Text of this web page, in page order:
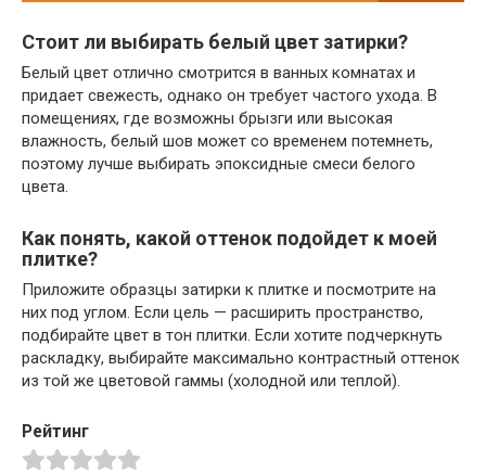
Стоит ли выбирать белый цвет затирки?
Белый цвет отлично смотрится в ванных комнатах и
придает свежесть, однако он требует частого ухода. В
помещениях, где возможны брызги или высокая
влажность, белый шов может со временем потемнеть,
поэтому лучше выбирать эпоксидные смеси белого
цвета.
Как понять, какой оттенок подойдет к моей
плитке?
Приложите образцы затирки к плитке и посмотрите на
них под углом. Если цель — расширить пространство,
подбирайте цвет в тон плитки. Если хотите подчеркнуть
раскладку, выбирайте максимально контрастный оттенок
из той же цветовой гаммы (холодной или теплой).
Рейтинг